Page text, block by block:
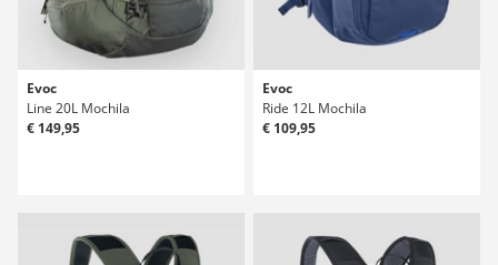
Evoc
Line 20L Mochila
€ 149,95
Evoc
Ride 12L Mochila
€ 109,95